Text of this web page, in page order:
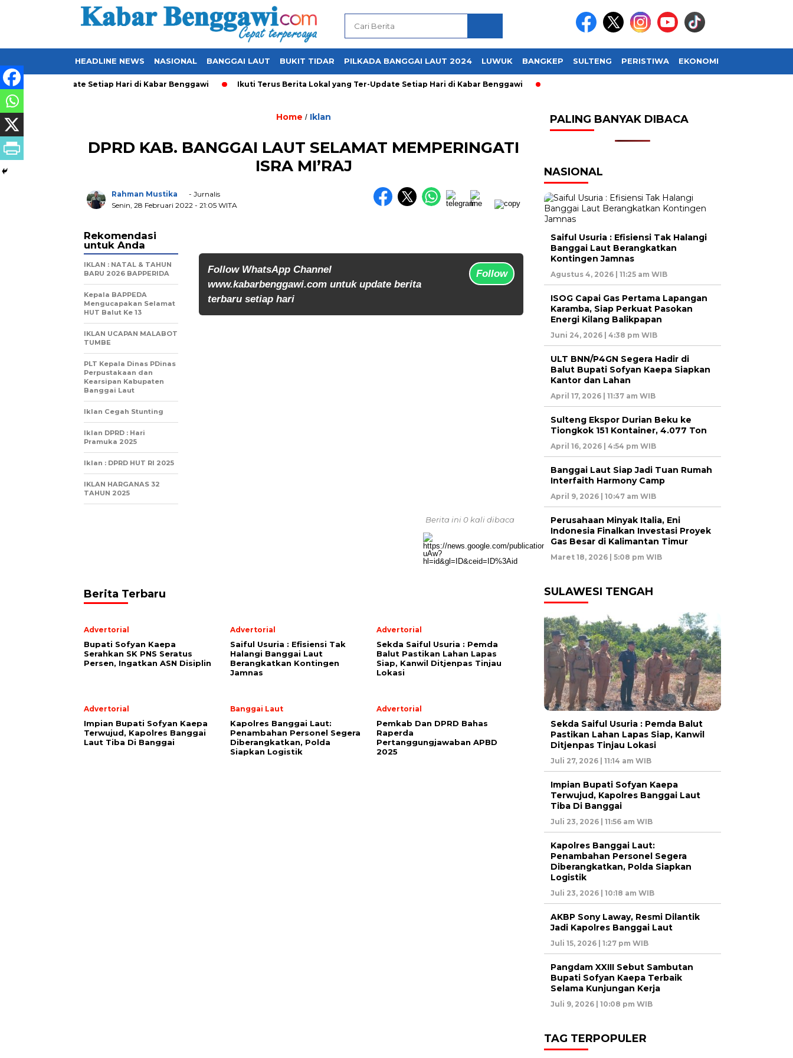
HEADLINE NEWS NASIONAL BANGGAI LAUT BUKIT TIDAR PILKADA BANGGAI LAUT 2024 LUWUK BANGKEP SULTENG PERISTIWA EKONOMI
yang Ter-Update Setiap Hari di Kabar Benggawi Ikuti Terus Berita Lokal yang Ter-Update Setiap Hari di Kabar Benggawi
Home / Iklan
DPRD KAB. BANGGAI LAUT SELAMAT MEMPERINGATI
ISRA MI’RAJ
Rahman Mustika
- Jurnalis
Senin, 28 Februari 2022 - 21:05 WITA
Follow WhatsApp Channel
www.kabarbenggawi.com untuk update berita
terbaru setiap hari
Follow
Rekomendasi
untuk Anda
IKLAN : NATAL & TAHUN
BARU 2026 BAPPERIDA
Kepala BAPPEDA
Mengucapakan Selamat
HUT Balut Ke 13
IKLAN UCAPAN MALABOT
TUMBE
PLT Kepala Dinas PDinas
Perpustakaan dan
Kearsipan Kabupaten
Banggai Laut
Iklan Cegah Stunting
Iklan DPRD : Hari
Pramuka 2025
Iklan : DPRD HUT RI 2025
IKLAN HARGANAS 32
TAHUN 2025
Berita ini 0 kali dibaca
Berita Terbaru
Advertorial
Bupati Sofyan Kaepa
Serahkan SK PNS Seratus
Persen, Ingatkan ASN Disiplin
Advertorial
Saiful Usuria : Efisiensi Tak
Halangi Banggai Laut
Berangkatkan Kontingen
Jamnas
Advertorial
Sekda Saiful Usuria : Pemda
Balut Pastikan Lahan Lapas
Siap, Kanwil Ditjenpas Tinjau
Lokasi
Advertorial
Impian Bupati Sofyan Kaepa
Terwujud, Kapolres Banggai
Laut Tiba Di Banggai
Banggai Laut
Kapolres Banggai Laut:
Penambahan Personel Segera
Diberangkatkan, Polda
Siapkan Logistik
Advertorial
Pemkab Dan DPRD Bahas
Raperda
Pertanggungjawaban APBD
2025
PALING BANYAK DIBACA
NASIONAL
Saiful Usuria : Efisiensi Tak Halangi
Banggai Laut Berangkatkan
Kontingen Jamnas
Agustus 4, 2026 | 11:25 am WIB
ISOG Capai Gas Pertama Lapangan
Karamba, Siap Perkuat Pasokan
Energi Kilang Balikpapan
Juni 24, 2026 | 4:38 pm WIB
ULT BNN/P4GN Segera Hadir di
Balut Bupati Sofyan Kaepa Siapkan
Kantor dan Lahan
April 17, 2026 | 11:37 am WIB
Sulteng Ekspor Durian Beku ke
Tiongkok 151 Kontainer, 4.077 Ton
April 16, 2026 | 4:54 pm WIB
Banggai Laut Siap Jadi Tuan Rumah
Interfaith Harmony Camp
April 9, 2026 | 10:47 am WIB
Perusahaan Minyak Italia, Eni
Indonesia Finalkan Investasi Proyek
Gas Besar di Kalimantan Timur
Maret 18, 2026 | 5:08 pm WIB
SULAWESI TENGAH
Sekda Saiful Usuria : Pemda Balut
Pastikan Lahan Lapas Siap, Kanwil
Ditjenpas Tinjau Lokasi
Juli 27, 2026 | 11:14 am WIB
Impian Bupati Sofyan Kaepa
Terwujud, Kapolres Banggai Laut
Tiba Di Banggai
Juli 23, 2026 | 11:56 am WIB
Kapolres Banggai Laut:
Penambahan Personel Segera
Diberangkatkan, Polda Siapkan
Logistik
Juli 23, 2026 | 10:18 am WIB
AKBP Sony Laway, Resmi Dilantik
Jadi Kapolres Banggai Laut
Juli 15, 2026 | 1:27 pm WIB
Pangdam XXIII Sebut Sambutan
Bupati Sofyan Kaepa Terbaik
Selama Kunjungan Kerja
Juli 9, 2026 | 10:08 pm WIB
TAG TERPOPULER